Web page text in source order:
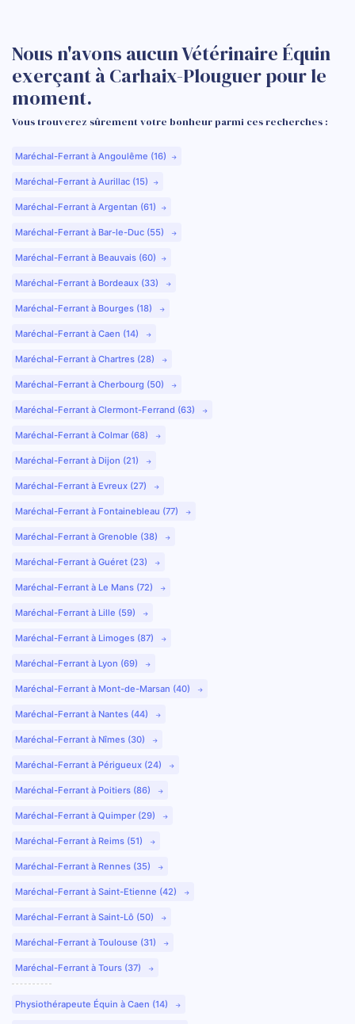
Nous n'avons aucun Vétérinaire Équin
exerçant à Carhaix-Plouguer pour le
moment.
Vous trouverez sûrement votre bonheur parmi ces recherches :
Maréchal-Ferrant à Angoulême (16)
Maréchal-Ferrant à Aurillac (15)
Maréchal-Ferrant à Argentan (61)
Maréchal-Ferrant à Bar-le-Duc (55)
Maréchal-Ferrant à Beauvais (60)
Maréchal-Ferrant à Bordeaux (33)
Maréchal-Ferrant à Bourges (18)
Maréchal-Ferrant à Caen (14)
Maréchal-Ferrant à Chartres (28)
Maréchal-Ferrant à Cherbourg (50)
Maréchal-Ferrant à Clermont-Ferrand (63)
Maréchal-Ferrant à Colmar (68)
Maréchal-Ferrant à Dijon (21)
Maréchal-Ferrant à Evreux (27)
Maréchal-Ferrant à Fontainebleau (77)
Maréchal-Ferrant à Grenoble (38)
Maréchal-Ferrant à Guéret (23)
Maréchal-Ferrant à Le Mans (72)
Maréchal-Ferrant à Lille (59)
Maréchal-Ferrant à Limoges (87)
Maréchal-Ferrant à Lyon (69)
Maréchal-Ferrant à Mont-de-Marsan (40)
Maréchal-Ferrant à Nantes (44)
Maréchal-Ferrant à Nîmes (30)
Maréchal-Ferrant à Périgueux (24)
Maréchal-Ferrant à Poitiers (86)
Maréchal-Ferrant à Quimper (29)
Maréchal-Ferrant à Reims (51)
Maréchal-Ferrant à Rennes (35)
Maréchal-Ferrant à Saint-Etienne (42)
Maréchal-Ferrant à Saint-Lô (50)
Maréchal-Ferrant à Toulouse (31)
Maréchal-Ferrant à Tours (37)
Physiothérapeute Équin à Caen (14)